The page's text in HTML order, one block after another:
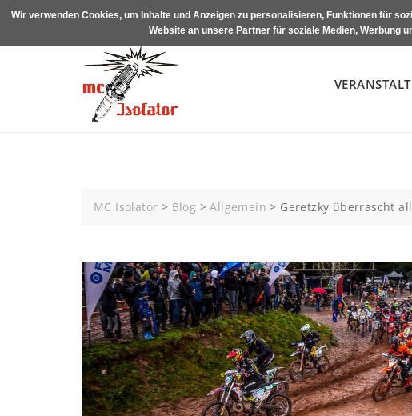
Skip
content
MC Isolator > Blog >Allgemein > Geretzky überrascht
Wir verwenden Cookies, um Inhalte und Anzeigen zu personalisieren, Funktionen für
Website an unsere Partner für soziale Medien, Werbung